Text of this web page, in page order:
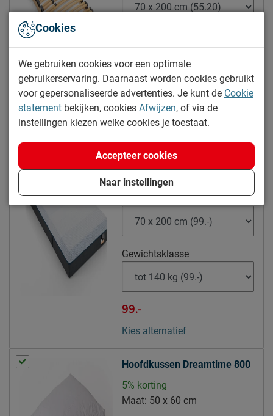
69.-
Je bespaart 20%
Kies alternatief
Maxi Easy Pocket 300 en 400
matras
5% korting
Maat
Gewichtsklasse
99.-
Kies alternatief
Hoofdkussen Dreamtime 800
5% korting
Maat: 50 x 60 cm
Cookies
We gebruiken cookies voor een optimale
gebruikerservaring. Daarnaast worden cookies gebruikt
voor gepersonaliseerde advertenties. Je kunt de Cookie
statement bekijken, cookies Afwijzen, of via de
instellingen kiezen welke cookies je toestaat.
Naar instellingen
Accepteer cookies